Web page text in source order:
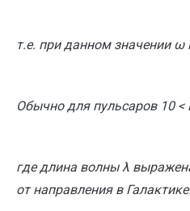
т.е. при данном значении ω
Обычно для пульсаров 10 <
где длина волны λ
от направления в